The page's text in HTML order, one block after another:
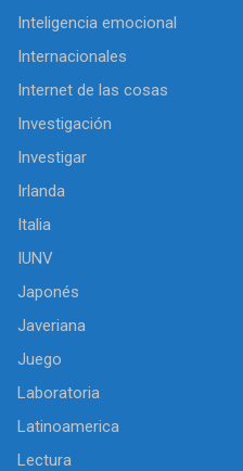
Inteligencia emocional
Internacionales
Internet de las cosas
Investigación
Investigar
Irlanda
Italia
IUNV
Japonés
Javeriana
Juego
Laboratoria
Latinoamerica
Lectura